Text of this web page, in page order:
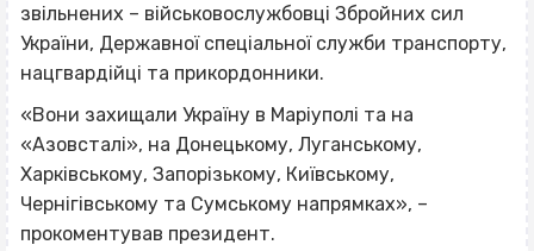
звільнених – військовослужбовці Збройних сил
України, Державної спеціальної служби транспорту,
нацгвардійці та прикордонники.
«Вони захищали Україну в Маріуполі та на
«Азовсталі», на Донецькому, Луганському,
Харківському, Запорізькому, Київському,
Чернігівському та Сумському напрямках», –
прокоментував президент.